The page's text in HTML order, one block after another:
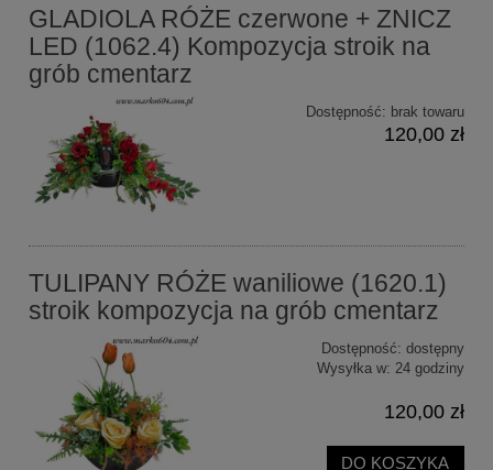
GLADIOLA RÓŻE czerwone + ZNICZ
LED (1062.4) Kompozycja stroik na
grób cmentarz
Dostępność: brak towaru
120,00 zł
TULIPANY RÓŻE waniliowe (1620.1)
stroik kompozycja na grób cmentarz
Dostępność: dostępny
Wysyłka w: 24 godziny
120,00 zł
DO KOSZYKA